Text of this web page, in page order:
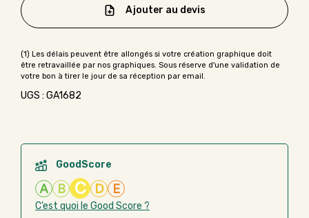
Ajouter au devis
UGS : GA1682
GoodScore
A B C D E
C’est quoi le Good Score ?